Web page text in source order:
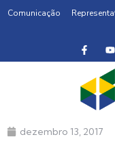
Comunicação
dezembro 13, 2017